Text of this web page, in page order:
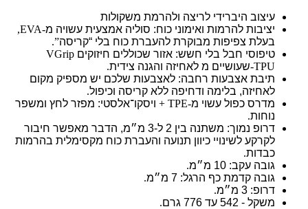
עיצוב היברידי לריצה ולהרמת משקולות
יציבות להרמות ואימוני כוח: סוליה אמצעית עשויה מ-EVA,
בעלת צפיפות מבוקרת להעברת כוח בלי “קריסה”.
טיפוסי חבל בלי חשש: אזור שכוללים חיזוקים
שעושיים מ-TPU לאחיזה והגנה צידית.
תיבת אצבעות רחבה: לאצבעות שלכם יש מספיק מקום
לאחיזה, בלימה ודחיפה ללא קריסה וכיפול.
מדרס כפול עשוי מ-TPE +
ויסקו־אלסטי: מפזר לחץ ומשפר
נוחות.
דרופ נמוך: משתנה בין 2 ל-3 מ״מ, הדבר מאפשר חיבור
לקרקע לשינויי כיוון תנועה והעברת כוח מקסימלית בהרמות
כבדות.
גובה עקב: 10 מ״מ
.
גובה קדמת כף הרגל: 7 מ״מ
.
דרופ: 3 מ״מ
.
משקל - 542 עד 776 גרם
.